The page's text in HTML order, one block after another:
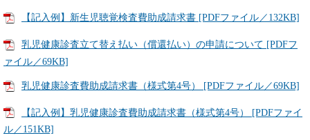
【記入例】新生児聴覚検査費助成請求書 [PDFファイル／132KB]
乳児健康診査立て替え払い（償還払い）の申請について [PDFフ
ァイル／69KB]
乳児健康診査費助成請求書（様式第4号） [PDFファイル／69KB]
【記入例】乳児健康診査費助成請求書（様式第4号） [PDFファイ
ル／151KB]